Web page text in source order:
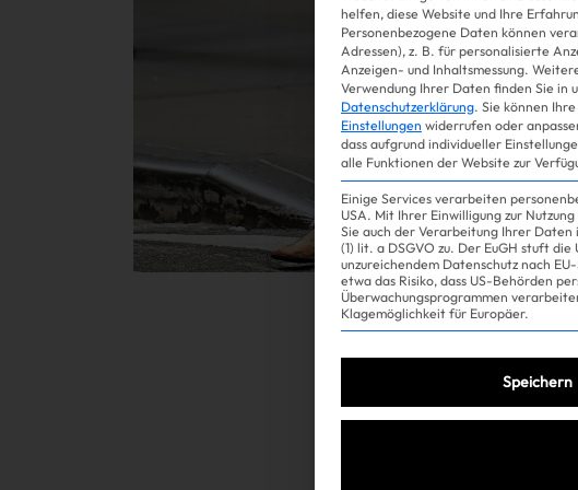
Experience
helfen, diese Website und Ihre
Personenbezogene Daten können
Adressen), z. B. für personalisierte
Anzeigen- und Inhaltsmessung.
Verwendung Ihrer Daten finden Sie in
Datenschutzerklärung. Sie können
Einstellungen widerrufen oder
dass aufgrund individueller
alle Funktionen der Website zur
Einige Services verarbeiten
USA. Mit Ihrer Einwilligung zur
Sie auch der Verarbeitung Ihrer Daten
(1) lit. a DSGVO zu. Der EuGH stuft die
unzureichendem Datenschutz nach
etwa das Risiko, dass US-Behörden
Überwachungsprogrammen
Klagemöglichkeit für Europäer.
Speichern